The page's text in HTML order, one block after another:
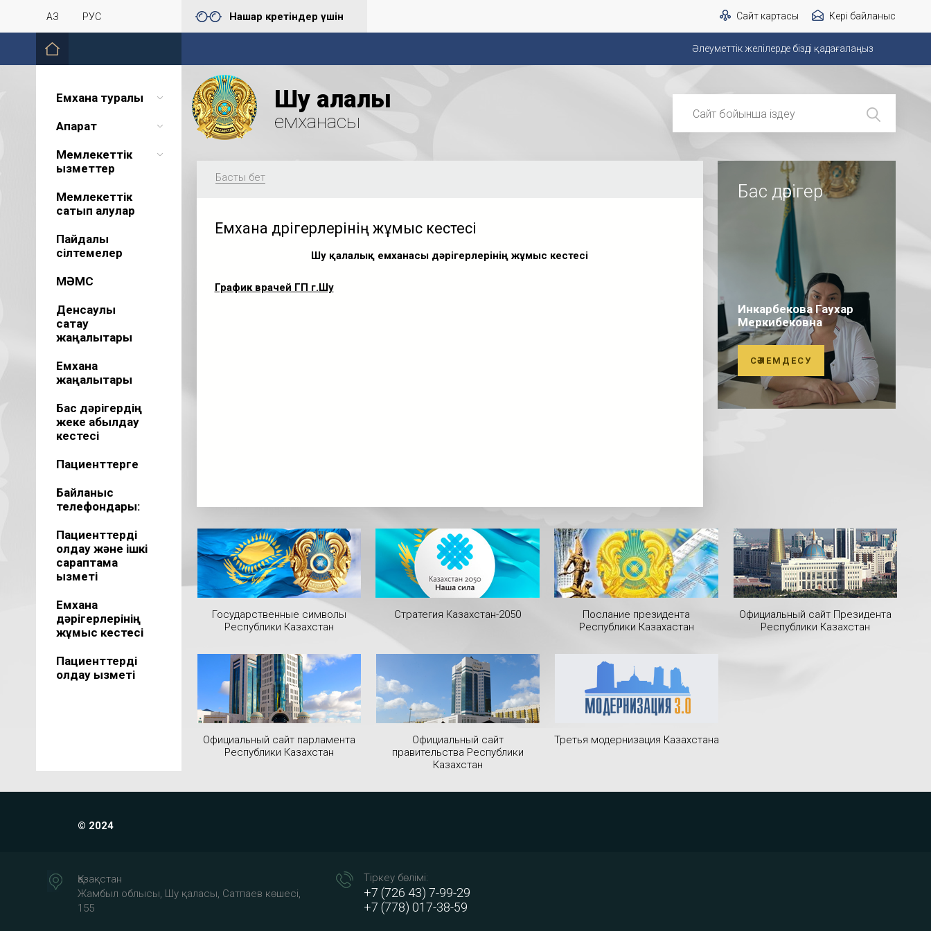
ҚАЗ РУС Нашар көретіндер үшін Сайт картасы Кері байланыс
Әлеуметтік желілерде бізді қадағалаңыз
Емхана туралы
Ақпарат
Мемлекеттік
қызметтер
Мемлекеттік
сатып алулар
Пайдалы
сілтемелер
МӘМС
Денсаулық
сақтау
жаңалықтары
Емхана
жаңалықтары
Бас дәрігердің
жеке қабылдау
кестесі
Пациенттерге
Байланыс
телефондары:
Пациенттерді
қолдау және ішкі
сараптама
қызметі
Емхана
дәрігерлерінің
жұмыс кестесі
Пациенттерді
қолдау қызметі
Шу қалалық
емханасы
Басты бет
Емхана дәрігерлерінің жұмыс кестесі
Шу қалалық емханасы дәрігерлерінің жұмыс кестесі
График врачей ГП г.Шу
Бас дәрігер
Инкарбекова Гаухар
Меркибековна
СӘЛЕМДЕСУ
Государственные символы
Республики Казахстан
Стратегия Казахстан-2050
Послание президента
Республики Казахастан
Официальный сайт Президента
Республики Казахстан
Официальный сайт парламента
Республики Казахстан
Официальный сайт
правительства Республики
Казахстан
Третья модернизация Казахстана
© 2024
Қазақстан
Жамбыл облысы, Шу қаласы, Сатпаев көшесі,
155
Тіркеу бөлімі:
+7 (726 43) 7-99-29
+7 (778) 017-38-59